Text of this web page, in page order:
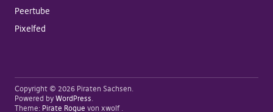
Peertube
Pixelfed
Copyright © 2026 Piraten Sachsen
Powered by WordPress
Theme: Pirate Rogue von xwolf